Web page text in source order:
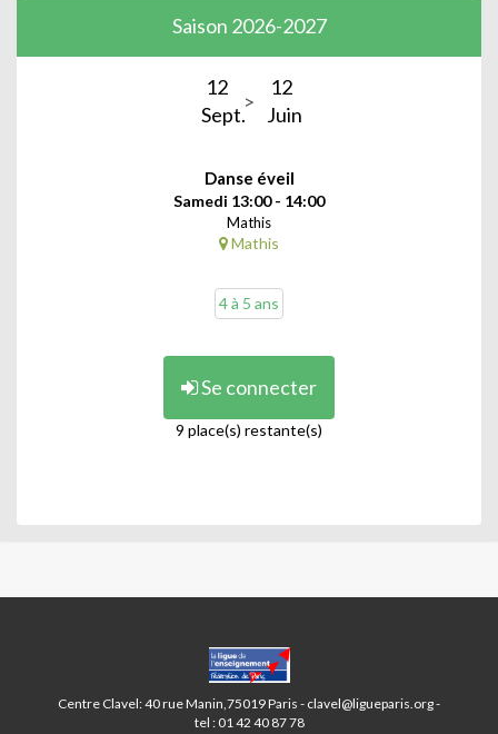
Saison 2026-2027
12
Sept.
12
Juin
Danse éveil
Samedi 13:00 - 14:00
Mathis
Mathis
4 à 5 ans
Se connecter
9 place(s) restante(s)
CENTRES
PARIS
ANIM’
19ÈME
Centre Clavel: 40 rue Manin,75019 Paris - clavel@ligueparis.org -
tel : 01 42 40 87 78